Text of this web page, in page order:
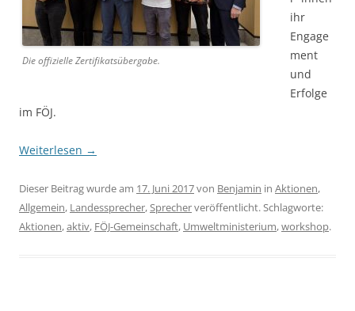
Die offizielle Zertifikatsübergabe.
ihr
Engage
ment
und
Erfolge
im FÖJ.
Weiterlesen →
Dieser Beitrag wurde am 17. Juni 2017von Benjamin in Aktionen,
Allgemein, Landessprecher,Sprecherveröffentlicht. Schlagworte:
Aktionen,aktiv, FÖJ-Gemeinschaft, Umweltministerium,workshop.